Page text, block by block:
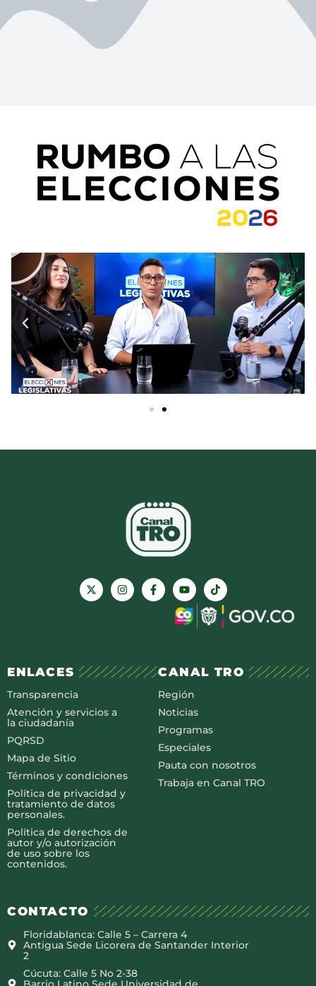
ENLACES
Transparencia
Atención y servicios a
la ciudadanía
PQRSD
Mapa de Sitio
Términos y condiciones
Política de privacidad y
tratamiento de datos
personales.
Política de derechos de
autor y/o autorización
de uso sobre los
contenidos.
CANAL TRO
Región
Noticias
Programas
Especiales
Pauta con nosotros
Trabaja en Canal TRO
CONTACTO
Floridablanca: Calle 5 – Carrera 4
Antigua Sede Licorera de Santander Interior
2
Cúcuta: Calle 5 No 2-38